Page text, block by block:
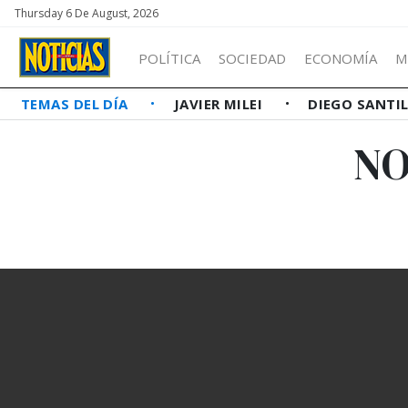
Thursday 6 De August, 2026
POLÍTICA SOCIEDAD ECONOMÍA
TEMAS DEL DÍA JAVIER MILEI DIEGO